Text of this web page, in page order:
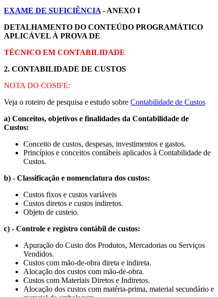
EXAME DE SUFICIÊNCIA - ANEXO I
DETALHAMENTO DO CONTEÚDO PROGRAMÁTICO
APLICÁVEL À PROVA DE
TÉCNICO EM CONTABILIDADE
2. CONTABILIDADE DE CUSTOS
NOTA DO COSIFE:
Veja o roteiro de pesquisa e estudo sobre Contabilidade de Custos
a) Conceitos, objetivos e finalidades da Contabilidade de
Custos:
Conceito de custos, despesas, investimentos e gastos.
Princípios e conceitos contábeis aplicados à Contabilidade de
Custos.
b) - Classificação e nomenclatura dos custos:
Custos fixos e custos variáveis
Custos diretos e custos indiretos.
Objeto de custeio.
c) - Controle e registro contábil de custos:
Apuração do Custo dos Produtos, Mercadorias ou Serviços
Vendidos.
Custos com mão-de-obra direta e indireta.
Alocação dos custos com mão-de-obra.
Custos com Materiais Diretos e Indiretos.
Alocação dos custos com matéria-prima, material secundário e